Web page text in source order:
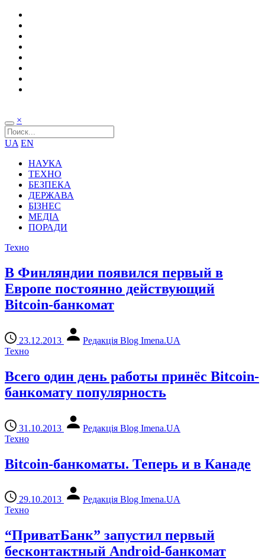
×
UA EN
НАУКА
ТЕХНО
БЕЗПЕКА
ДЕРЖАВА
БІЗНЕС
МЕДІА
ПОРАДИ
Техно
В Финляндии появился первый в
Европе постоянно действующий
Bitcoin-банкомат
23.12.2013
Редакція Blog Imena.UA
Техно
Всего один день работы принёс Bitcoin-
банкомату популярность
31.10.2013
Редакція Blog Imena.UA
Техно
Bitcoin-банкоматы. Теперь и в Канаде
29.10.2013
Редакція Blog Imena.UA
Техно
“ПриватБанк” запустил первый
бесконтактный Android-банкомат